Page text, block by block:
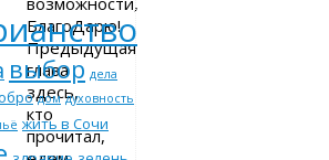
БлагоДарю!
Предыдущая
глава
здесь,
кто
прочитал,
выбор дела
дом духовность
жить в Сочи